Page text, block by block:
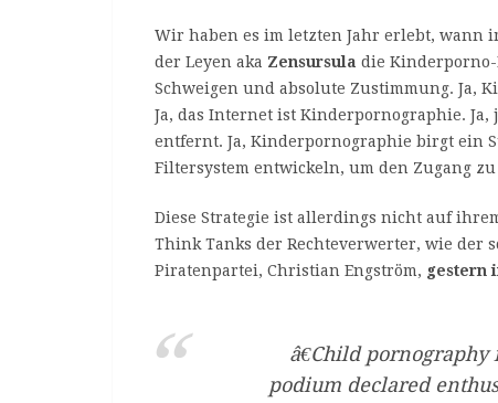
Wir haben es im letzten Jahr erlebt, wann
der Leyen aka Zensursula die
Schweigen und absolute Zustimmung. Ja,
Ja, das Internet ist Kinderpornographie.
entfernt. Ja, Kinderpornographie birgt ein
Filtersystem entwickeln, um den Zugang
Diese Strategie ist allerdings nicht auf
Think Tanks der Rechteverwerter, wie der
Piratenpartei, Christian Engström, gestern
â€Child pornography
podium declared